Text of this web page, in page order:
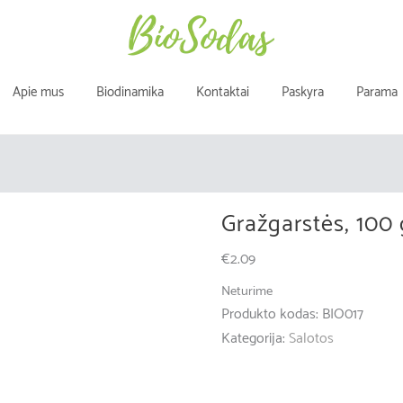
Apie mus Biodinamika Kontaktai Paskyra Parama
Gražgarstės, 100
€2.09
Neturime
Produkto kodas: BIO017
Kategorija:Salotos